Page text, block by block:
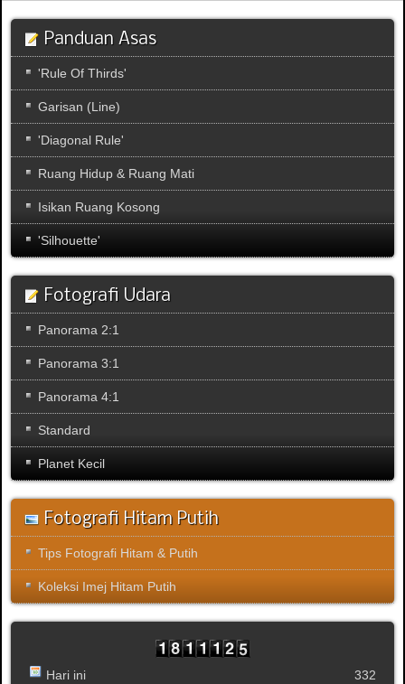
Panduan Asas
'Rule Of Thirds'
Garisan (Line)
'Diagonal Rule'
Ruang Hidup & Ruang Mati
Isikan Ruang Kosong
'Silhouette'
Fotografi Udara
Panorama 2:1
Panorama 3:1
Panorama 4:1
Standard
Planet Kecil
Fotografi Hitam Putih
Tips Fotografi Hitam & Putih
Koleksi Imej Hitam Putih
Hari ini
332